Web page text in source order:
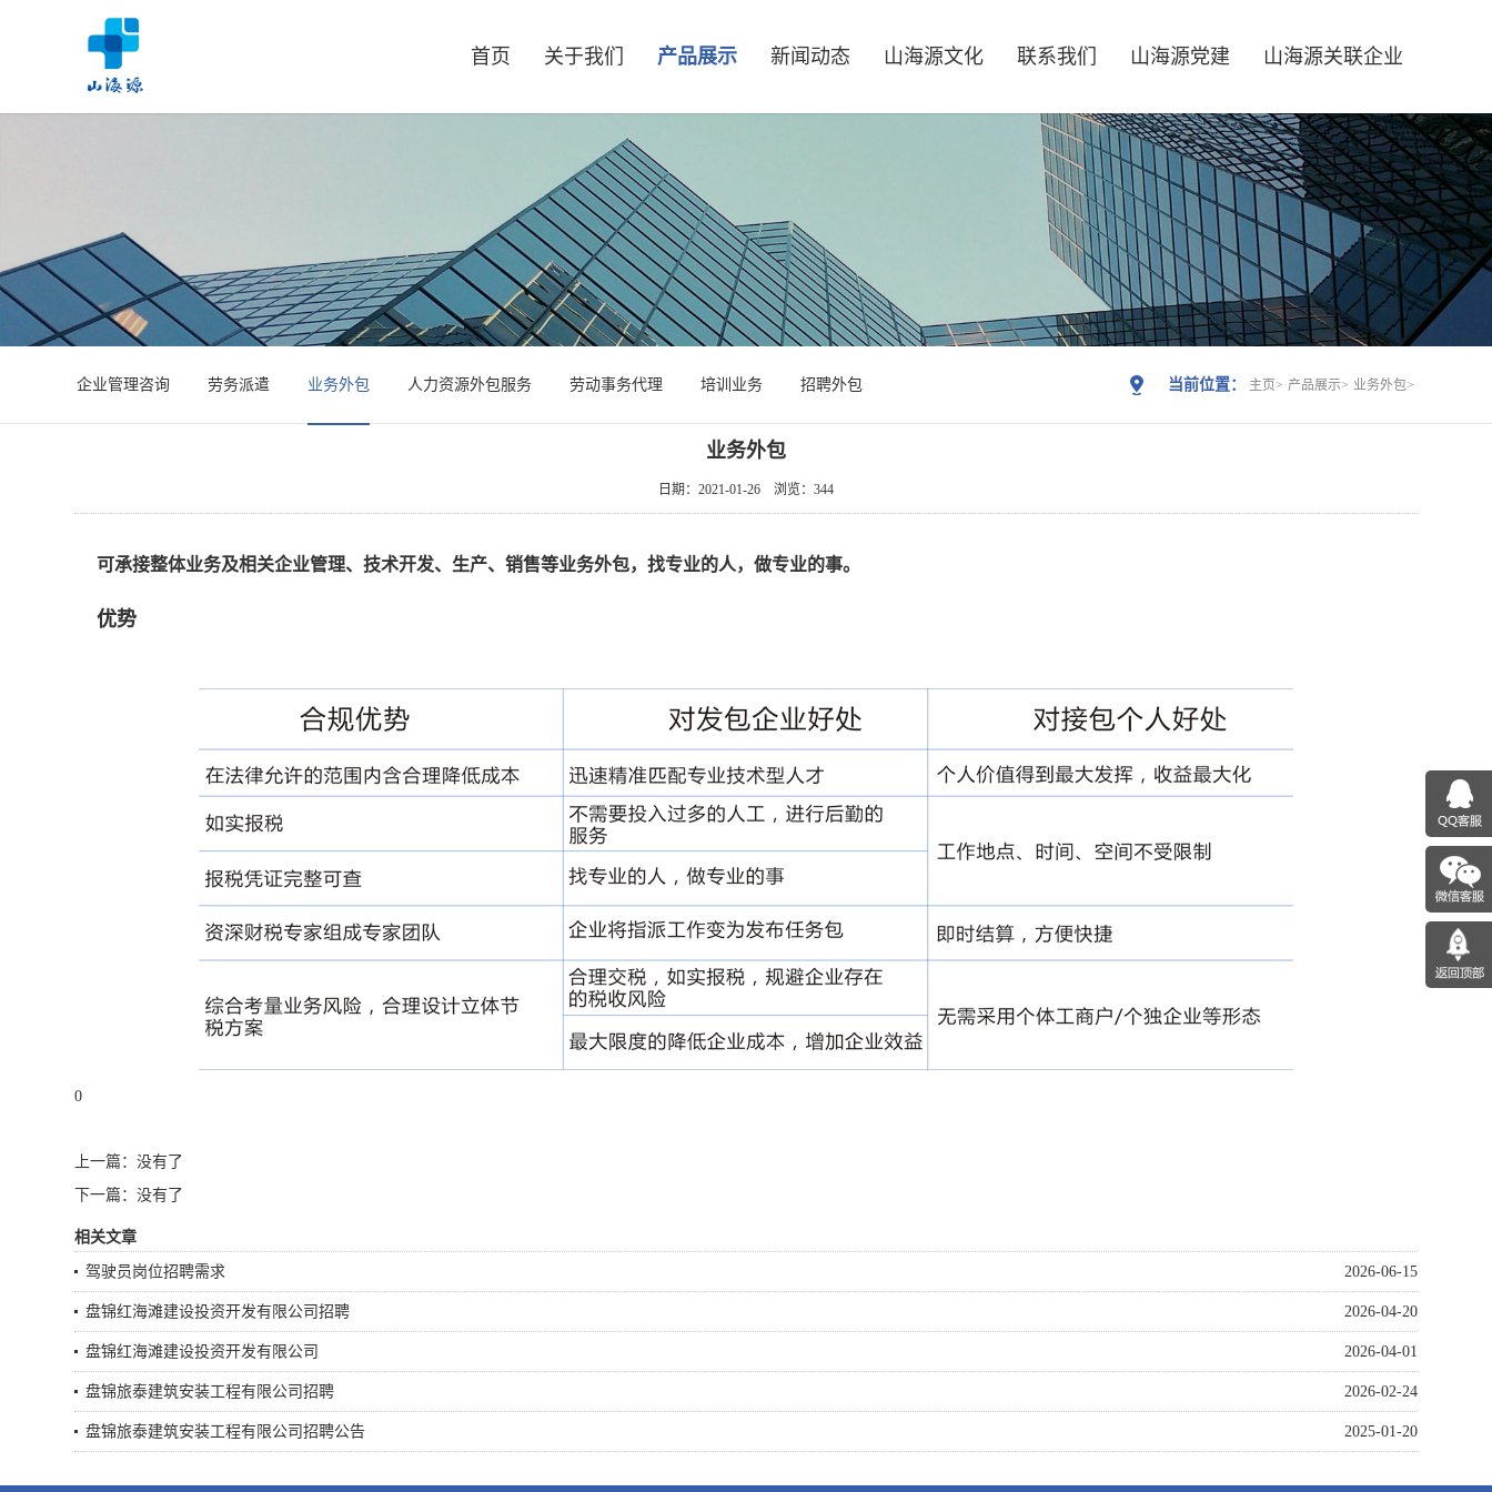
首页 关于我们 产品展示 新闻动态 山海源文化 联系我们 山海源党建 山海源关联企业
企业管理咨询 劳务派遣 业务外包 人力资源外包服务 劳动事务代理 培训业务 招聘外包 当前位置： 主页 产品展示 业务外包
业务外包
日期：2021-01-26 浏览： 344
可承接整体业务及相关企业管理、技术开发、生产、销售等业务外包，找专业的人，做专业的事。
优势
0
上一篇：没有了
下一篇：没有了
相关文章
2026-06-15
驾驶员岗位招聘需求
2026-04-20
盘锦红海滩建设投资开发有限公司招聘
2026-04-01
盘锦红海滩建设投资开发有限公司
2026-02-24
盘锦旅泰建筑安装工程有限公司招聘
2025-01-20
盘锦旅泰建筑安装工程有限公司招聘公告